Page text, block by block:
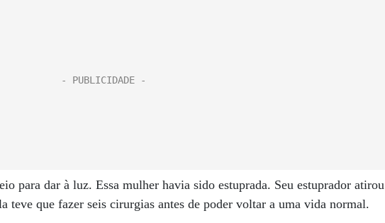
para dar à luz. Essa mulher havia sido estuprada. Seu estuprador atirou
teve que fazer seis cirurgias antes de poder voltar a uma vida normal.